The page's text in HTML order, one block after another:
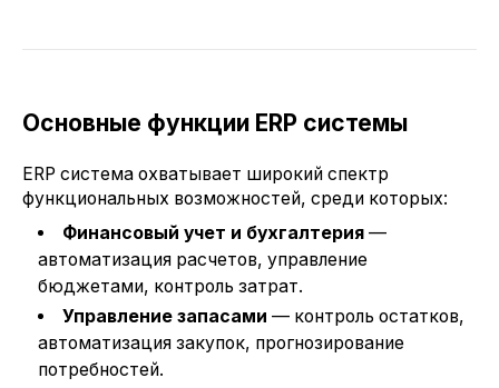
Основные функции ERP системы
ERP система охватывает широкий спектр
функциональных возможностей, среди которых:
Финансовый учет и бухгалтерия—
автоматизация расчетов, управление
бюджетами, контроль затрат.
Управление запасами — контроль остатков,
автоматизация закупок, прогнозирование
потребностей.